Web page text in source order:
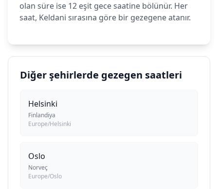
olan süre ise 12 eşit gece saatine bölünür. Her
saat, Keldani sırasına göre bir gezegene atanır.
Diğer şehirlerde gezegen saatleri
Helsinki
Finlandiya
Europe/Helsinki
Oslo
Norveç
Europe/Oslo